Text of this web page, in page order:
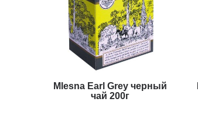
Mlesna Earl Grey черный
чай 200г